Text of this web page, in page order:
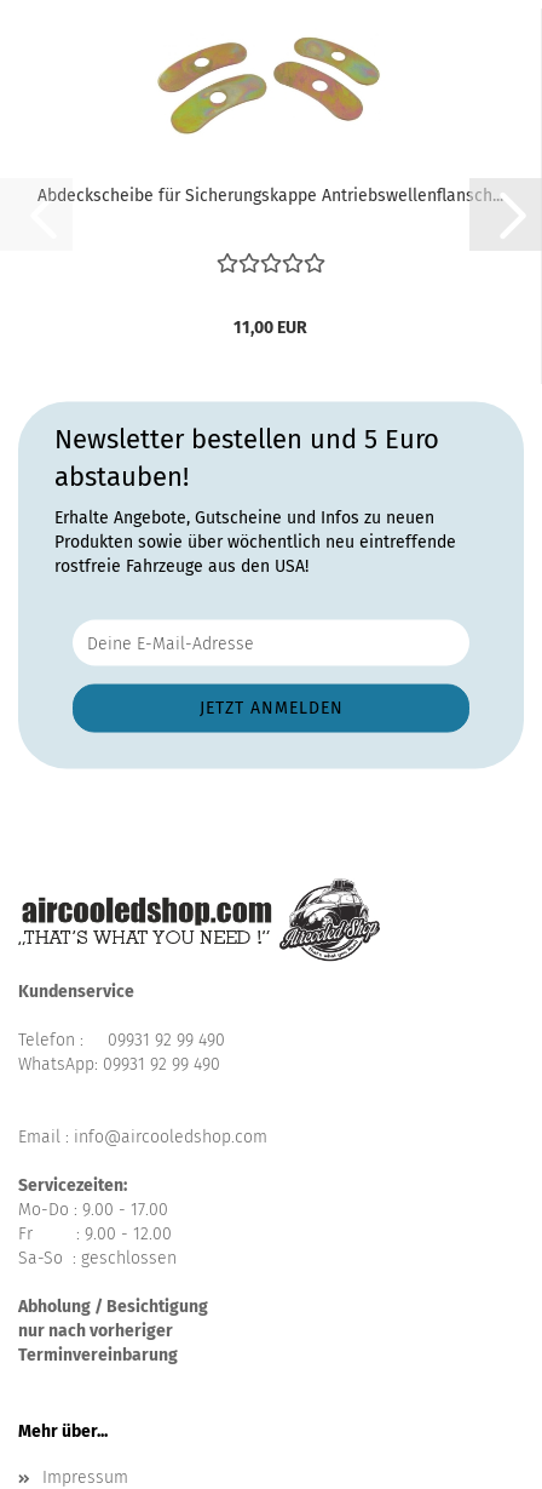
Abdeckscheibe für Sicherungskappe Antriebswellenflansch...
11,00 EUR
Newsletter bestellen und 5 Euro
abstauben!
Erhalte Angebote, Gutscheine und Infos zu neuen
Produkten sowie über wöchentlich neu eintreffende
rostfreie Fahrzeuge aus den USA!
Kundenservice
Telefon : 09931 92 99 490
WhatsApp: 09931 92 99 490
Email : info@aircooledshop.com
Servicezeiten:
Mo-Do : 9.00 - 17.00
Fr : 9.00 - 12.00
Sa-So : geschlossen
Abholung / Besichtigung
nur nach vorheriger
Terminvereinbarung
Mehr über...
Impressum